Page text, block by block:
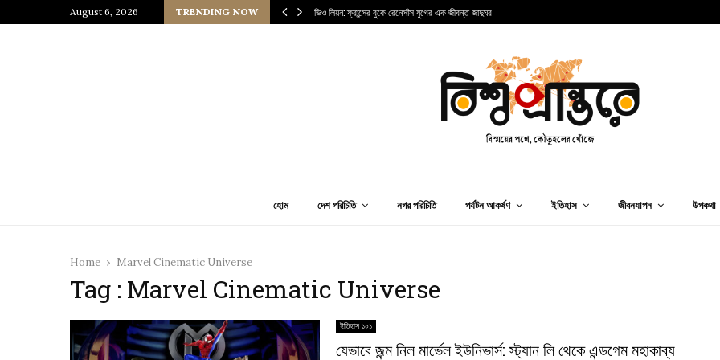
August 6, 2026 TRENDING NOW
জাপানি আধ্যাত্মিকতার ছোঁয়া ভিও লিয়ন: ফ্রান্সের বুকে রেনেসাঁস যুগের এক জীবন্ত জাদুঘর
হোম দেশ পরিচিতি নগর পরিচিতি পর্যটন আকর্ষণ ইতিহাস জীবনযাপন উপকথা
Home Marvel Cinematic Universe
Tag : Marvel Cinematic Universe
ইতিহাস ১০১
যেভাবে জন্ম নিল মার্ভেল ইউনিভার্স: স্ট্যান লি থেকে এন্ডগেম মহাকাব্য